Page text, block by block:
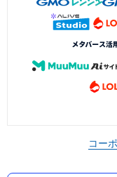
コー